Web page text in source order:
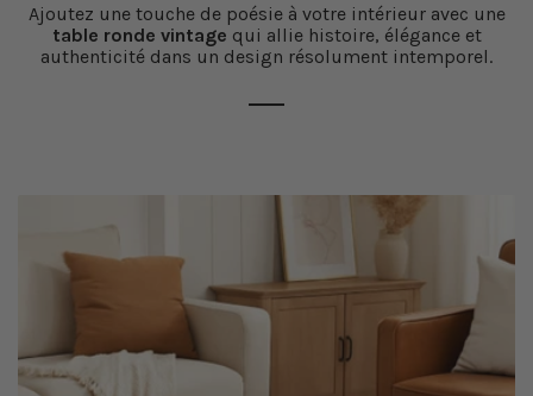
Ajoutez une touche de poésie à votre intérieur avec une
table ronde vintage qui allie histoire, élégance et
authenticité dans un design résolument intemporel.